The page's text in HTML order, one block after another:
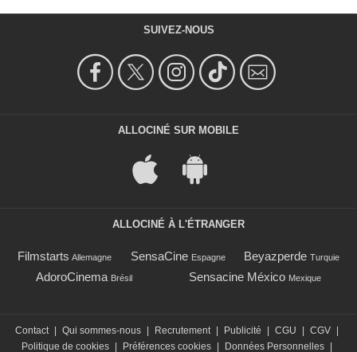
SUIVEZ-NOUS
ALLOCINÉ SUR MOBILE
ALLOCINÉ À L'ÉTRANGER
Filmstarts Allemagne SensaCine Espagne Beyazperde Turquie
AdoroCinema Brésil Sensacine México Mexique
Contact Qui sommes-nous Recrutement Publicité CGU CGV
Politique de cookies
Préférences cookies Données Personnelles